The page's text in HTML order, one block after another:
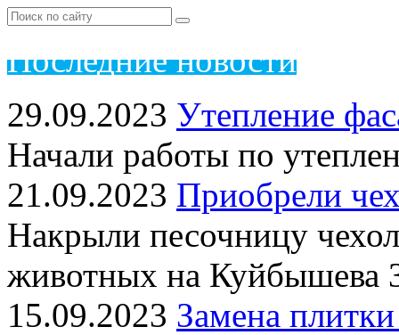
Последние новости
29.09.2023 Утепление
Начали работы по
21.09.2023 Приобрели
Накрыли песочницу
животных на Куйбышева
15.09.2023 Замена